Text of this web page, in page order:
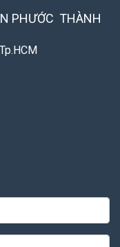
PHƯỚC THÀNH